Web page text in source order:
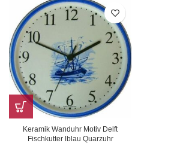
Keramik Wanduhr Motiv Delft
Fischkutter lblau Quarzuhr